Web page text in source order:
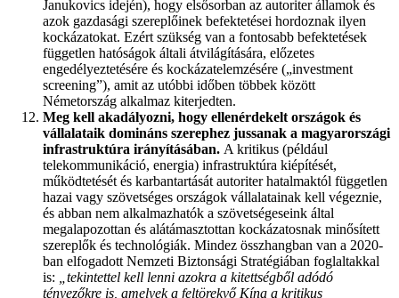
Janukovics idején), hogy elsősorban az autoriter államok és
azok gazdasági szereplőinek befektetései hordoznak ilyen
kockázatokat. Ezért szükség van a fontosabb befektetések
független hatóságok általi átvilágítására, előzetes
engedélyeztetésére és kockázatelemzésére („investment
screening”), amit az utóbbi időben többek között
Németország alkalmaz kiterjedten.
Meg kell akadályozni, hogy ellenérdekelt országok és
vállalataik domináns szerephez jussanak a magyarországi
infrastruktúra irányításában. A kritikus (például
telekommunikáció, energia) infrastruktúra kiépítését,
működtetését és karbantartását autoriter hatalmaktól független
hazai vagy szövetséges országok vállalatainak kell végeznie,
és abban nem alkalmazhatók a szövetségeseink által
megalapozottan és alátámasztottan kockázatosnak minősített
szereplők és technológiák. Mindez összhangban van a 2020-
ban elfogadott Nemzeti Biztonsági Stratégiában foglaltakkal
is:
„tekintettel kell lenni azokra a kitettségből adódó
tényezőkre is, amelyek a feltörekvő Kína a kritikus